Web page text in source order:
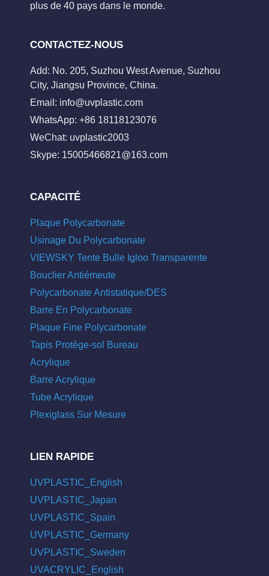
plus de 40 pays dans le monde.
CONTACTEZ-NOUS
Add: No. 205, Suzhou West Avenue, Suzhou
City, Jiangsu Province, China.
Email: info@uvplastic.com
WhatsApp: +86 18118123076
WeChat: uvplastic2003
Skype: 15005466821@163.com
CAPACITÉ
Plaque Polycarbonate
Usinage Du Polycarbonate
VIEWSKY Tente Bulle Igloo Transparente
Bouclier Antiémeute
Polycarbonate Antistatique/DES
Barre En Polycarbonate
Plaque Fine Polycarbonate
Tapis Protège-sol Bureau
Acrylique
Barre Acrylique
Tube Acrylique
Plexiglass Sur Mesure
LIEN RAPIDE
UVPLASTIC_English
UVPLASTIC_Japan
UVPLASTIC_Spain
UVPLASTIC_Germany
UVPLASTIC_Sweden
UVACRYLIC_English